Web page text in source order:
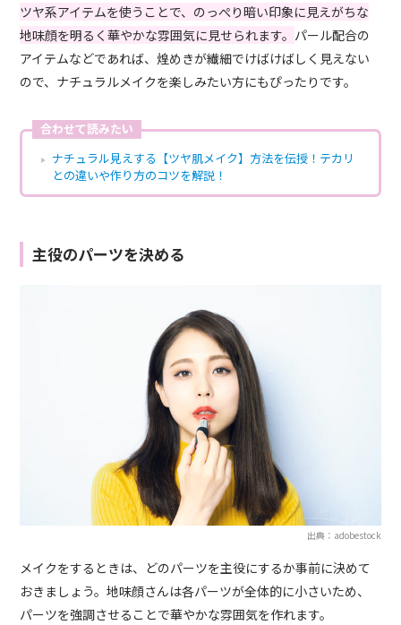
ツヤ系アイテムを使うことで、のっぺり暗い印象に見えがちな
地味顔を明るく華やかな雰囲気に見せられます。 パール配合の
アイテムなどであれば、煌めきが繊細でけばけばしく見えない
ので、ナチュラルメイクを楽しみたい方にもぴったりです。
合わせて読みたい
ナチュラル見えする【ツヤ肌メイク】方法を伝授！テカリ
との違いや作り方のコツを解説！
主役のパーツを決める
出典：adobestock
メイクをするときは、どのパーツを主役にするか事前に決めて
おきましょう。地味顔さんは各パーツが全体的に小さいため、
パーツを強調させることで華やかな雰囲気を作れます。